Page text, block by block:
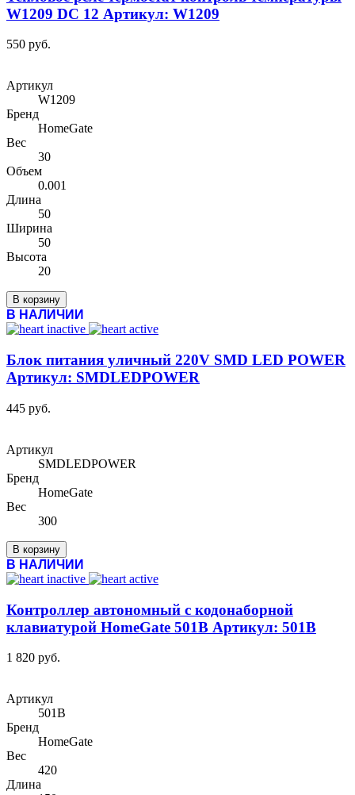
W1209 DC 12 Артикул: W1209
550 руб.
Артикул
W1209
Бренд
HomeGate
Вес
30
Объем
0.001
Длина
50
Ширина
50
Высота
20
В корзину
В НАЛИЧИИ
Блок питания уличный 220V SMD LED POWER
Артикул: SMDLEDPOWER
445 руб.
Артикул
SMDLEDPOWER
Бренд
HomeGate
Вес
300
В корзину
В НАЛИЧИИ
Контроллер автономный с кодонаборной
клавиатурой HomeGate 501B Артикул: 501B
1 820 руб.
Артикул
501B
Бренд
HomeGate
Вес
420
Длина